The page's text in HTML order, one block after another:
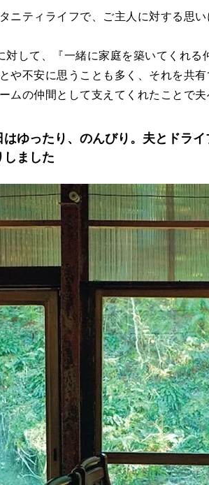
ニティライフで、ご主人に対する思い
対して、『一緒に家庭を築いてくれ
や不安に思うことも多く、それを共
ムの仲間として支えてくれたことで夫
ゆったり、のんびり。夫とドラ
しました